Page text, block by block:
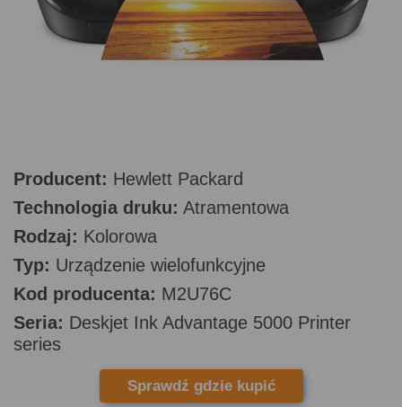
Producent: Hewlett Packard
Technologia druku: Atramentowa
Rodzaj: Kolorowa
Typ: Urządzenie wielofunkcyjne
Kod producenta: M2U76C
Seria: Deskjet Ink Advantage 5000 Printer
series
Sprawdź gdzie kupić